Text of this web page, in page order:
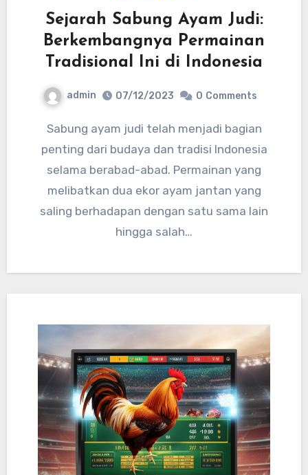
Sejarah Sabung Ayam Judi:
Berkembangnya Permainan
Tradisional Ini di Indonesia
admin 07/12/2023 0 Comments
Sabung ayam judi telah menjadi bagian
penting dari budaya dan tradisi Indonesia
selama berabad-abad. Permainan yang
melibatkan dua ekor ayam jantan yang
saling berhadapan dengan satu sama lain
hingga salah…